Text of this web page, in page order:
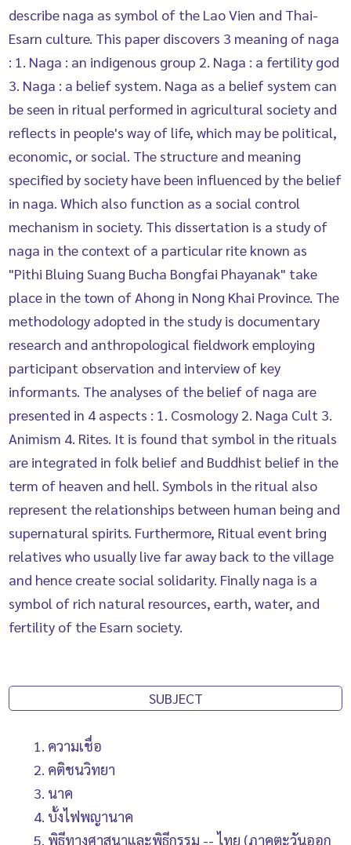
describe naga as symbol of the Lao Vien and Thai-
Esarn culture. This paper discovers 3 meaning of naga
: 1. Naga : an indigenous group 2. Naga : a fertility god
3. Naga : a belief system. Naga as a belief system can
be seen in ritual performed in agricultural society and
reflects in people's way of life, which may be political,
economic, or social. The structure and meaning
specified by society have been influenced by the belief
in naga. Which also function as a social control
mechanism in society. This dissertation is a study of
naga in the context of a particular rite known as
"Pithi Bluing Suang Bucha Bongfai Phayanak" take
place in the town of Ahong in Nong Khai Province. The
methodology adopted in the study is documentary
research and anthropological fieldwork employing
participant observation and interview of key
informants. The analyses of the belief of naga are
presented in 4 aspects : 1. Cosmology 2. Naga Cult 3.
Animism 4. Rites. It is found that symbol in the rituals
are integrated in folk belief and Buddhist belief in the
term of heaven and hell. Symbols in the ritual also
represent the relationships between human being and
supernatural spirits. Furthermore, Ritual event bring
relatives who usually live far away back to the village
and hence create social solidarity. Finally naga is a
symbol of rich natural resources, earth, water, and
fertility of the Esarn society.
SUBJECT
ความเชื่อ
คติชนวิทยา
นาค
บั้งไฟพญานาค
พิธีทางศาสนาและพิธีกรรม -- ไทย (ภาคตะวันออก